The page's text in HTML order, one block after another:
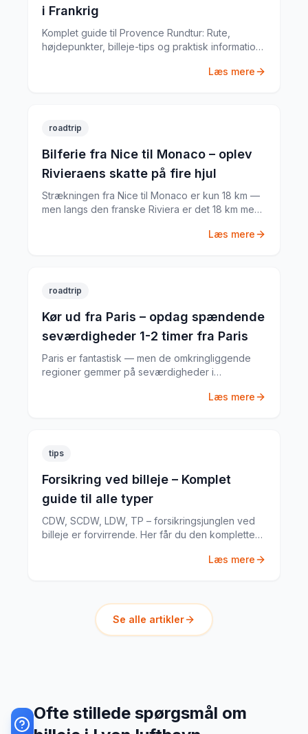
i Frankrig
Komplet guide til Provence Rundtur: Rute,
højdepunkter, billeje-tips og praktisk information
Læs mere
roadtrip
Bilferie fra Nice til Monaco – oplev
Rivieraens skatte på fire hjul
Strækningen fra Nice til Monaco er kun 18 km —
men langs den franske Riviera er det 18 km med
er min guide til den perfekte dagstur.Læs mere
roadtrip
Kør ud fra Paris – opdag spændende
seværdigheder 1-2 timer fra Paris
Paris er fantastisk — men de omkringliggende
regioner gemmer på seværdigheder i
Læs mere
tips
Forsikring ved billeje – Komplet
guide til alle typer
CDW, SCDW, LDW, TP – forsikringsjunglen ved
billeje er forvirrende. Her får du den komplette
Læs mere
Se alle artikler
Ofte stillede spørgsmål om